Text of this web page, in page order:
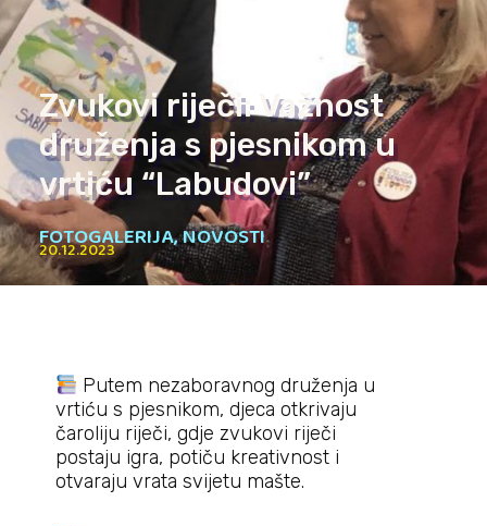
Zvukovi riječi: Važnost
druženja s pjesnikom u
vrtiću “Labudovi”
FOTOGALERIJA,NOVOSTI
20.12.2023
Putem nezaboravnog druženja u
vrtiću s pjesnikom, djeca otkrivaju
čaroliju riječi, gdje zvukovi riječi
postaju igra, potiču kreativnost i
otvaraju vrata svijetu mašte.